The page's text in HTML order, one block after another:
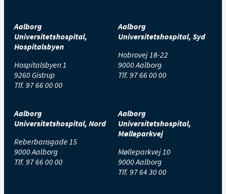
Aalborg
Universitetshospital,
Hospitalsbyen
Hospitalsbyen 1
9260 Gistrup
Tlf. 97 66 00 00
Aalborg
Universitetshospital, Syd
Hobrovej 18-22
9000 Aalborg
Tlf. 97 66 00 00
Aalborg
Universitetshospital, Nord
Reberbansgade 15
9000 Aalborg
Tlf. 97 66 00 00
Aalborg
Universitetshospital,
Mølleparkvej
Mølleparkvej 10
9000 Aalborg
Tlf. 97 64 30 00